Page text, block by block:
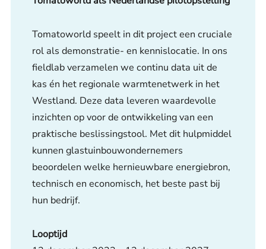
Tomatoworld speelt in dit project een cruciale
rol als demonstratie- en kennislocatie. In ons
fieldlab verzamelen we continu data uit de
kas én het regionale warmtenetwerk in het
Westland. Deze data leveren waardevolle
inzichten op voor de ontwikkeling van een
praktische beslissingstool. Met dit hulpmiddel
kunnen glastuinbouwondernemers
beoordelen welke hernieuwbare energiebron,
technisch en economisch, het beste past bij
hun bedrijf.
Looptijd